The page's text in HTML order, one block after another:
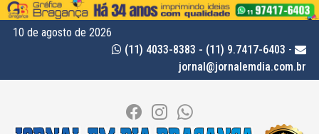
10 de agosto de 2026
(11) 4033-8383 - (11) 9.7417-6403 -
jornal@jornalemdia.com.br